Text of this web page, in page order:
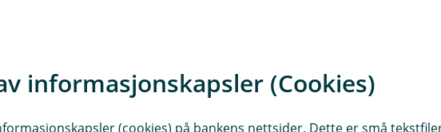
bank? Få gratis lisens de første
informasjonskapsler (Cookies)
(cookies) på bankens nettsider. Dette er små